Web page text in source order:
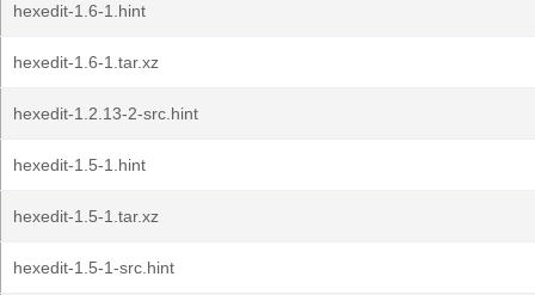
hexedit-1.6-1.hint
hexedit-1.6-1.tar.xz
hexedit-1.2.13-2-src.hint
hexedit-1.5-1.hint
hexedit-1.5-1.tar.xz
hexedit-1.5-1-src.hint